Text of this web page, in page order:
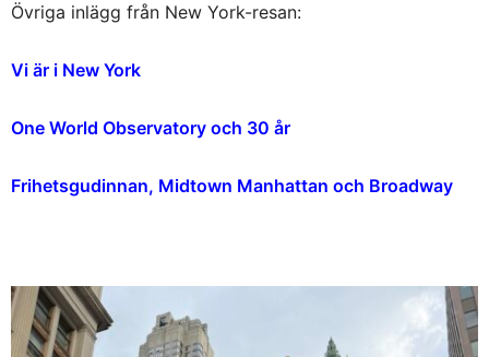
Övriga inlägg från New York-resan:
Vi är i New York
One World Observatory och 30 år
Frihetsgudinnan, Midtown Manhattan och Broadway